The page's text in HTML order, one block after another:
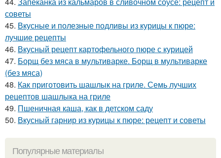
советы
45. Вкусные и полезные подливы из курицы к пюре:
лучшие рецепты
46. Вкусный рецепт картофельного пюре с курицей
47. Борщ без мяса в мультиварке. Борщ в мультиварке
(без мяса)
48. Как приготовить шашлык на гриле. Семь лучших
рецептов шашлыка на гриле
49. Пшеничная каша, как в детском саду
50. Вкусный гарнир из курицы к пюре: рецепт и советы
Популярные материалы